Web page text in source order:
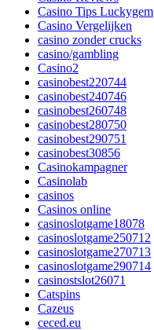
Casino Tips Luckygem
Casino Vergelijken
casino zonder crucks
casino/gambling
Casino2
casinobest220744
casinobest240746
casinobest260748
casinobest280750
casinobest290751
casinobest30856
Casinokampagner
Casinolab
casinos
Casinos online
casinoslotgame18078
casinoslotgame250712
casinoslotgame270713
casinoslotgame290714
casinostslot26071
Catspins
Cazeus
ceced.eu